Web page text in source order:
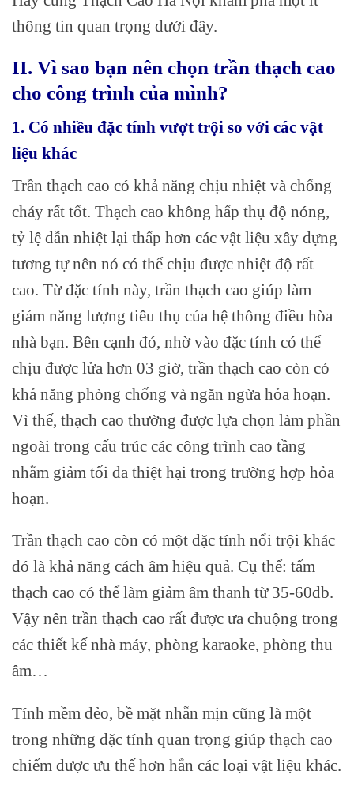
thông tin quan trọng dưới đây.
II. Vì sao bạn nên chọn trần thạch cao
cho công trình của mình?
1. Có nhiều đặc tính vượt trội so với các vật
liệu khác
Trần thạch cao có khả năng chịu nhiệt và chống
cháy rất tốt. Thạch cao không hấp thụ độ nóng,
tỷ lệ dẫn nhiệt lại thấp hơn các vật liệu xây dựng
tương tự nên nó có thể chịu được nhiệt độ rất
cao. Từ đặc tính này, trần thạch cao giúp làm
giảm năng lượng tiêu thụ của hệ thông điều hòa
nhà bạn. Bên cạnh đó, nhờ vào đặc tính có thể
chịu được lửa hơn 03 giờ, trần thạch cao còn có
khả năng phòng chống và ngăn ngừa hỏa hoạn.
Vì thế, thạch cao thường được lựa chọn làm phần
ngoài trong cấu trúc các công trình cao tầng
nhằm giảm tối đa thiệt hại trong trường hợp hỏa
hoạn.
Trần thạch cao còn có một đặc tính nổi trội khác
đó là khả năng cách âm hiệu quả. Cụ thể: tấm
thạch cao có thể làm giảm âm thanh từ 35-60db.
Vậy nên trần thạch cao rất được ưa chuộng trong
các thiết kế nhà máy, phòng karaoke, phòng thu
âm…
Tính mềm dẻo, bề mặt nhẵn mịn cũng là một
trong những đặc tính quan trọng giúp thạch cao
chiếm được ưu thế hơn hẳn các loại vật liệu khác.